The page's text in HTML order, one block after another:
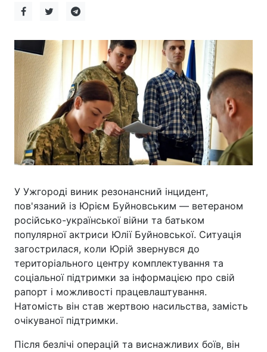
У Ужгороді виник резонансний інцидент,
пов'язаний із Юрієм Буйновським — ветераном
російсько-української війни та батьком
популярної актриси Юлії Буйновської. Ситуація
загострилася, коли Юрій звернувся до
територіального центру комплектування та
соціальної підтримки за інформацією про свій
рапорт і можливості працевлаштування.
Натомість він став жертвою насильства, замість
очікуваної підтримки.
Після безлічі операцій та виснажливих боїв, він